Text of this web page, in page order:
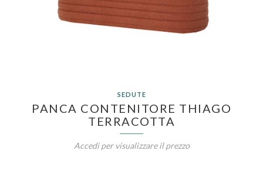
SEDUTE
PANCA CONTENITORE THIAGO
TERRACOTTA
Accedi per visualizzare il prezzo